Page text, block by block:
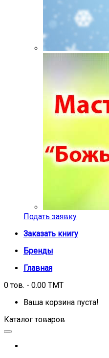
Подать заявку
Заказать книгу
Бренды
Главная
0 тов. - 0.00 TMT
Ваша корзина пуста!
Каталог товаров